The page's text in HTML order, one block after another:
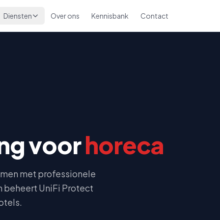
Diensten Over ons Kennisbank Contact
voorhoreca
met professionele
UniFi Protect